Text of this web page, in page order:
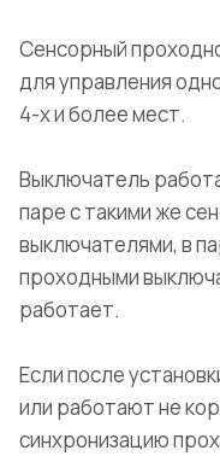
Сенсорный
для управления
4-х и более мест.
Выключатель
паре с такими же
выключателями, в
проходными
работает.
Если после
или работают не
синхронизацию